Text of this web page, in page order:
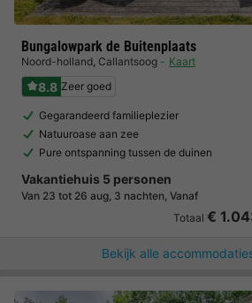
Bungalowpark de Buitenplaats
Noord-holland, Callantsoog Kaart
8.8 Zeer goed
Gegarandeerd familieplezier
Natuuroase aan zee
Pure ontspanning tussen de duinen
Vakantiehuis 5 personen
Van 23 tot 26 aug, 3 nachten, Vanaf
Totaal €
Bekijk alle